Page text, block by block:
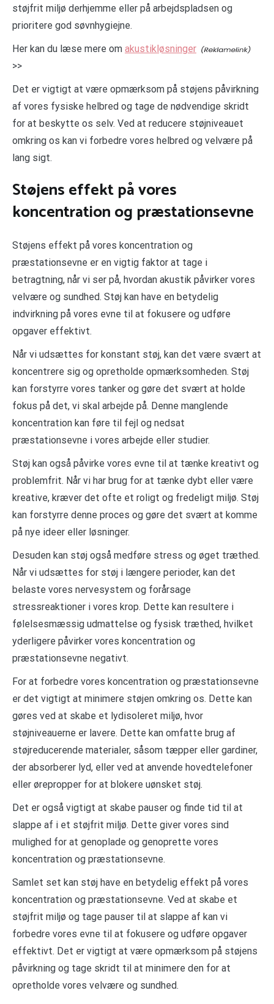
støjfrit miljø derhjemme eller på arbejdspladsen og
prioritere god søvnhygiejne.
Her kan du læse mere om akustikløsninger
>>
Det er vigtigt at være opmærksom på støjens påvirkning
af vores fysiske helbred og tage de nødvendige skridt
for at beskytte os selv. Ved at reducere støjniveauet
omkring os kan vi forbedre vores helbred og velvære på
lang sigt.
Støjens effekt på vores
koncentration og præstationsevne
Støjens effekt på vores koncentration og
præstationsevne er en vigtig faktor at tage i
betragtning, når vi ser på, hvordan akustik påvirker vores
velvære og sundhed. Støj kan have en betydelig
indvirkning på vores evne til at fokusere og udføre
opgaver effektivt.
Når vi udsættes for konstant støj, kan det være svært at
koncentrere sig og opretholde opmærksomheden. Støj
kan forstyrre vores tanker og gøre det svært at holde
fokus på det, vi skal arbejde på. Denne manglende
koncentration kan føre til fejl og nedsat
præstationsevne i vores arbejde eller studier.
Støj kan også påvirke vores evne til at tænke kreativt og
problemfrit. Når vi har brug for at tænke dybt eller være
kreative, kræver det ofte et roligt og fredeligt miljø. Støj
kan forstyrre denne proces og gøre det svært at komme
på nye ideer eller løsninger.
Desuden kan støj også medføre stress og øget træthed.
Når vi udsættes for støj i længere perioder, kan det
belaste vores nervesystem og forårsage
stressreaktioner i vores krop. Dette kan resultere i
følelsesmæssig udmattelse og fysisk træthed, hvilket
yderligere påvirker vores koncentration og
præstationsevne negativt.
For at forbedre vores koncentration og præstationsevne
er det vigtigt at minimere støjen omkring os. Dette kan
gøres ved at skabe et lydisoleret miljø, hvor
støjniveauerne er lavere. Dette kan omfatte brug af
støjreducerende materialer, såsom tæpper eller gardiner,
der absorberer lyd, eller ved at anvende hovedtelefoner
eller ørepropper for at blokere uønsket støj.
Det er også vigtigt at skabe pauser og finde tid til at
slappe af i et støjfrit miljø. Dette giver vores sind
mulighed for at genoplade og genoprette vores
koncentration og præstationsevne.
Samlet set kan støj have en betydelig effekt på vores
koncentration og præstationsevne. Ved at skabe et
støjfrit miljø og tage pauser til at slappe af kan vi
forbedre vores evne til at fokusere og udføre opgaver
effektivt. Det er vigtigt at være opmærksom på støjens
påvirkning og tage skridt til at minimere den for at
opretholde vores velvære og sundhed.